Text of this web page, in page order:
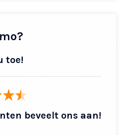
toe!
beveelt ons aan!